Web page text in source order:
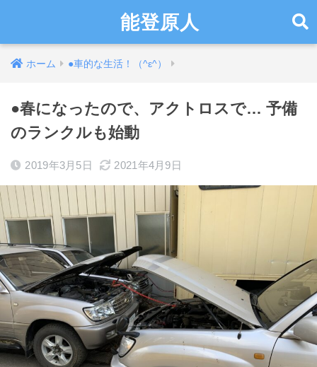
能登原人
ホーム ●車的な生活！（^ε^）
●春になったので、アクトロスで… 予備
のランクルも始動
2019年3月5日 2021年4月9日